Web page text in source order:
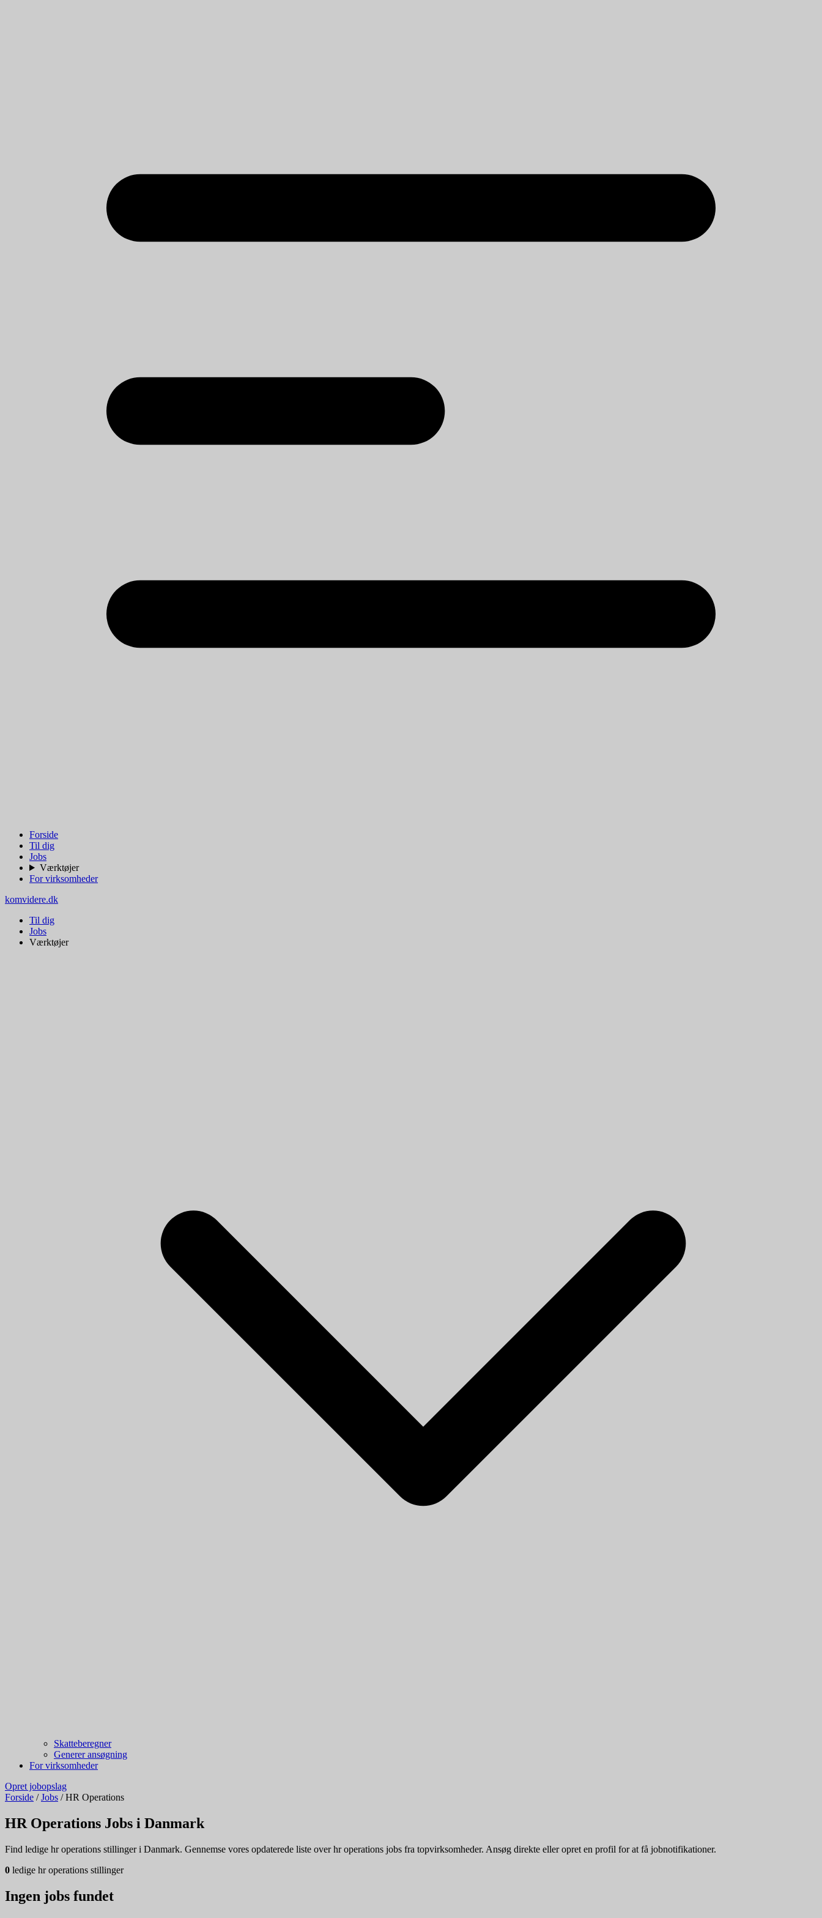
Forside
Til dig
Jobs
Værktøjer
For virksomheder
komvidere.dk
Til dig
Jobs
Værktøjer
Skatteberegner
Generer ansøgning
For virksomheder
Opret jobopslag
Forside / Jobs / HR Operations
HR Operations Jobs i Danmark
Find ledige hr operations stillinger i Danmark. Gennemse vores opdaterede liste over hr operations jobs fra topvirksomheder. Ansøg direkte eller opret en profil for at få jobnotifikationer.
0 ledige hr operations stillinger
Ingen jobs fundet